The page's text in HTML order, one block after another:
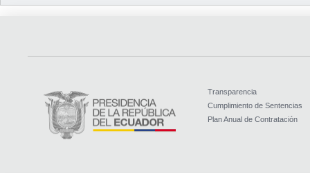
Transparencia
Cumplimiento de Sentencias
Plan Anual de Contratación